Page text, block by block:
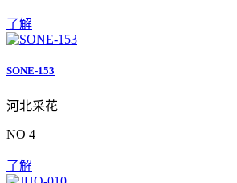
了解
SONE-153
河北采花
NO 4
了解